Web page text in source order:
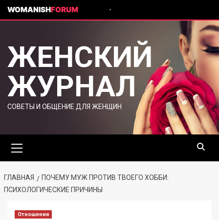
WOMANISHFORUM
ЖЕНСКИЙ
ЖУРНАЛ
СОВЕТЫ И ОБЩЕНИЕ ДЛЯ ЖЕНЩИН
ГЛАВНАЯ
ПОЧЕМУ МУЖ ПРОТИВ ТВОЕГО ХОББИ:
ПСИХОЛОГИЧЕСКИЕ ПРИЧИНЫ
Отношения